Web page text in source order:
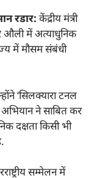
रडार: केंद्रीय मंत्री
औली में अत्याधुनिक
में मौसम संबंधी
‘सिलक्यारा टनल
ने साबित कर
दक्षता किसी भी
सम्मेलन में